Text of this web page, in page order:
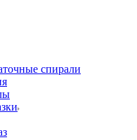
спирали